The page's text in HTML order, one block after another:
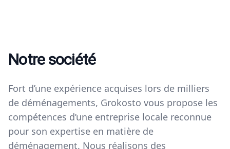
Notre société
Fort d’une expérience acquises lors de milliers
de déménagements, Grokosto vous propose les
compétences d’une entreprise locale reconnue
pour son expertise en matière de
déménagement.​ Nous réalisons des